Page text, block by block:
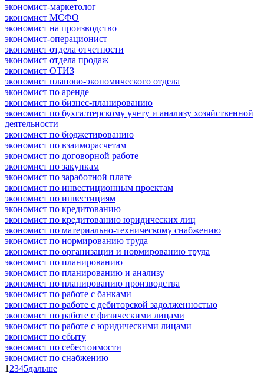
экономист-маркетолог
экономист МСФО
экономист на производство
экономист-операционист
экономист отдела отчетности
экономист отдела продаж
экономист ОТИЗ
экономист планово-экономического отдела
экономист по аренде
экономист по бизнес-планированию
экономист по бухгалтерскому учету и анализу хозяйственной
деятельности
экономист по бюджетированию
экономист по взаиморасчетам
экономист по договорной работе
экономист по закупкам
экономист по заработной плате
экономист по инвестиционным проектам
экономист по инвестициям
экономист по кредитованию
экономист по кредитованию юридических лиц
экономист по материально-техническому снабжению
экономист по нормированию труда
экономист по организации и нормированию труда
экономист по планированию
экономист по планированию и анализу
экономист по планированию производства
экономист по работе с банками
экономист по работе с дебиторской задолженностью
экономист по работе с физическими лицами
экономист по работе с юридическими лицами
экономист по сбыту
экономист по себестоимости
экономист по снабжению
1 2345дальше